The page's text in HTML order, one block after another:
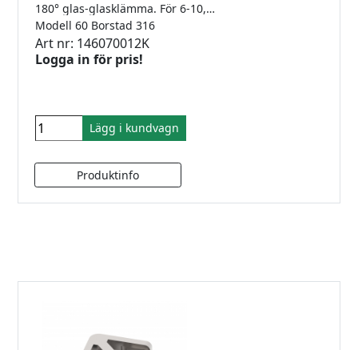
180° glas-glasklämma. För 6-10,76mm glas.
Modell 60 Borstad 316
Art nr: 146070012K
Logga in för pris!
Lägg i kundvagn